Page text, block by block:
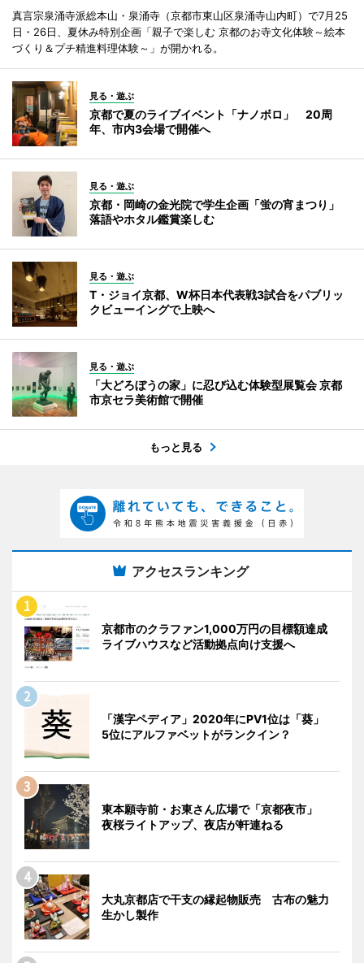
真言宗泉涌寺派総本山・泉涌寺（京都市東山区泉涌寺山内町）で7月25
日・26日、夏休み特別企画「親子で楽しむ 京都のお寺文化体験～絵本
づくり＆プチ精進料理体験～」が開かれる。
見る・遊ぶ
京都で夏のライブイベント「ナノボロ」 20周
年、市内3会場で開催へ
見る・遊ぶ
京都・岡崎の金光院で学生企画「蛍の宵まつり」
落語やホタル鑑賞楽しむ
見る・遊ぶ
T・ジョイ京都、W杯日本代表戦3試合をパブリッ
クビューイングで上映へ
見る・遊ぶ
「大どろぼうの家」に忍び込む体験型展覧会 京都
市京セラ美術館で開催
もっと見る
アクセスランキング
京都市のクラファン1,000万円の目標額達成
ライブハウスなど活動拠点向け支援へ
「漢字ペディア」2020年にPV1位は「葵」
5位にアルファベットがランクイン？
東本願寺前・お東さん広場で「京都夜市」
夜桜ライトアップ、夜店が軒連ねる
大丸京都店で干支の縁起物販売 古布の魅力
生かし製作